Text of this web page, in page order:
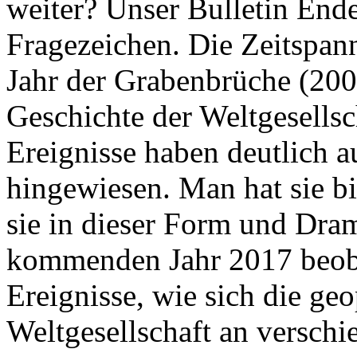
weiter? Unser Bulletin
Fragezeichen. Die
Jahr der Grabenbrüche
Geschichte der
Ereignisse haben deutlich
hingewiesen. Man hat sie
sie in dieser Form und
kommenden Jahr 2017
Ereignisse, wie sich die
Weltgesellschaft an